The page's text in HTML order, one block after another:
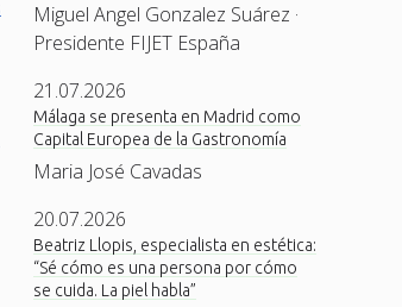
Miguel Angel Gonzalez Suárez ·
Presidente FIJET España
21.07.2026
Málaga se presenta en Madrid como
Capital Europea de la Gastronomía
Maria José Cavadas
20.07.2026
Beatriz Llopis, especialista en estética:
“Sé cómo es una persona por cómo
se cuida. La piel habla”